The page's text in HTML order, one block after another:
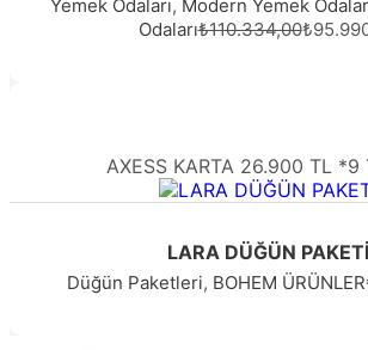
Yemek Odaları, Modern Yemek
Odaları₺110.334,00
AXESS KARTA 26.900 TL *9
LARA DÜĞÜN PAKETİ
Düğün Paketleri, BOHEM ÜRÜNLER